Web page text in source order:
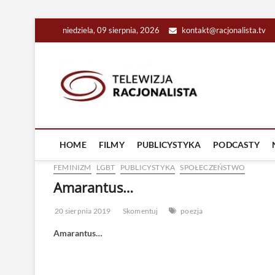
niedziela, 09 sierpnia, 2026 kontakt@racjonalista.tv
HOME FILMY PUBLICYSTYKA PODCASTY
FEMINIZM LGBT PUBLICYSTYKA SPOŁECZEŃSTWO
Amarantus…
20 sierpnia 2019 Skomentuj poezja
Amarantus…